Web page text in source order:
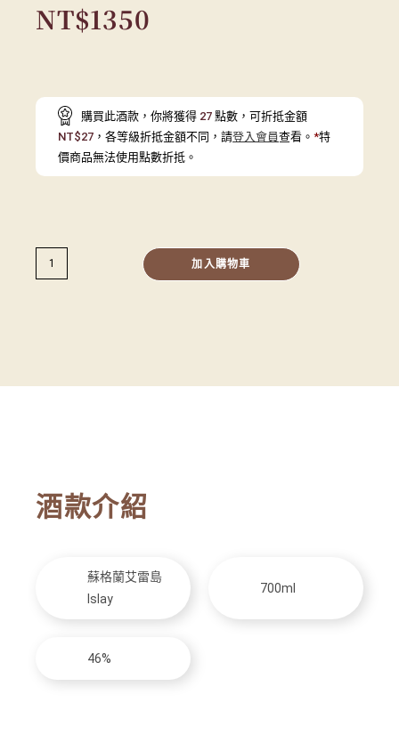
NT$1350
購買此酒款，你將獲得 27 點數，可折抵金額
NT$27 ，各等級折抵金額不同，請登入會員查看。 *特
價商品無法使用點數折抵。
加入購物車
酒款介紹
蘇格蘭艾雷島
Islay
700ml
46%